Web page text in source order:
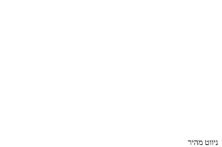
ניווט מהיר